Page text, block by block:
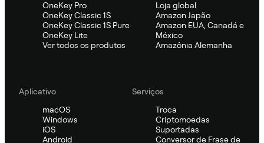
OneKey Pro
OneKey Classic 1S
OneKey Classic 1S Pure
OneKey Lite
Ver todos os produtos
Loja global
Amazon Japão
Amazon EUA, Canadá e
México
Amazônia Alemanha
Aplicativo
macOS
Windows
iOS
Android
Serviços
Troca
Criptomoedas
Suportadas
Conversor de Frase de